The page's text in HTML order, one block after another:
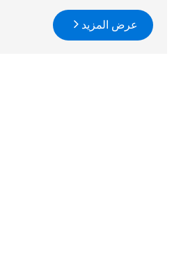
عرض المزيد